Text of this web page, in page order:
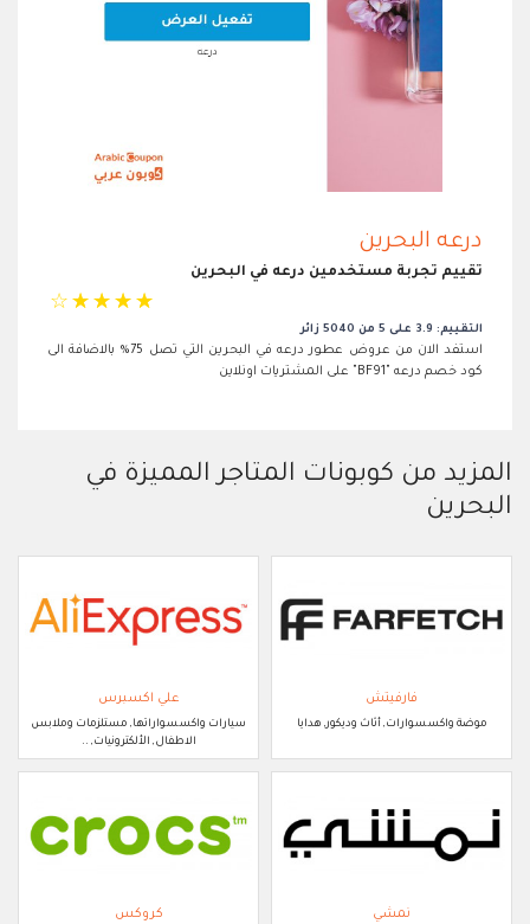
درعه البحرين
تقييم تجربة مستخدمين درعه في البحرين
☆ ☆ ☆ ☆ ☆
التقييم: 3.9 على 5 من 5040 زائر
استفد الان من عروض عطور درعه في البحرين التي تصل 75% بالاضافة الى
كود خصم درعه "BF91" على المشتريات اونلاين
المزيد من كوبونات المتاجر المميزة في
البحرين
فارفيتش
موضة واكسسوارات, أثاث وديكور, هدايا
علي اكسبرس
سيارات واكسسواراتها, مستلزمات وملابس
الاطفال, الألكترونيات, ..
نمشي كروكس